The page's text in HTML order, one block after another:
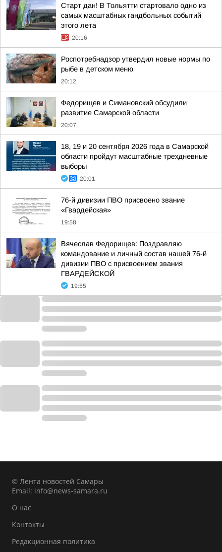
Старт дан! В Тольятти стартовало одно из
самых масштабных гандбольных событий
этого лета
20:16
Роспотребнадзор утвердил новые нормы по
рыбе в детском меню
20:12
Федорищев и Симановский обсудили
развитие Самарской области
20:07
18, 19 и 20 сентября 2026 года в Самарской
области пройдут масштабные трехдневные
выборы
20:01
76-й дивизии ПВО присвоено звание
«Гвардейская»
19:58
Вячеслав Федорищев: Поздравляю
командование и личный состав нашей 76-й
дивизии ПВО с присвоением звания
ГВАРДЕЙСКОЙ
19:55
© Лента новостей Самары
Email: info@news-samara.ru
О нас
Контакты
Редакционная политика